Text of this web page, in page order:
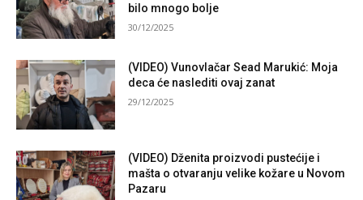
bilo mnogo bolje
30/12/2025
(VIDEO) Vunovlačar Sead Marukić: Moja
deca će naslediti ovaj zanat
29/12/2025
(VIDEO) Dženita proizvodi pustećije i
mašta o otvaranju velike kožare u Novom
Pazaru